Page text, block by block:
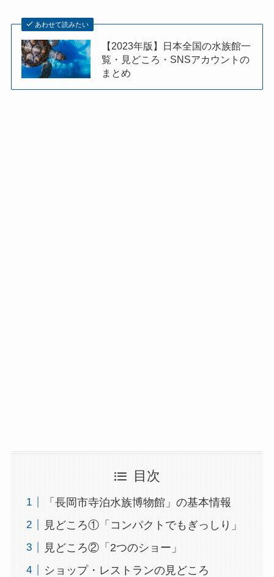
あわせて読みたい
【2023年版】日本全国の水族館一
覧・見どころ・SNSアカウントの
まとめ
目次
「長岡市寺泊水族博物館」の基本情報
見どころ①「コンパクトでもぎっしり」
見どころ②「2つのショー」
ショップ・レストランの見どころ